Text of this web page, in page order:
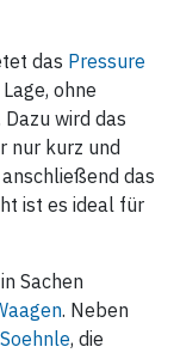
das Pressure
ohne
wird das
nur kurz und
das
ist es ideal für
Sachen
. Neben
, die